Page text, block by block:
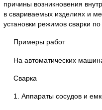
причины возникновения
в свариваемых изделиях и
установки режимов сварки
Примеры работ
На автоматических
Сварка
1. Аппараты сосудов и